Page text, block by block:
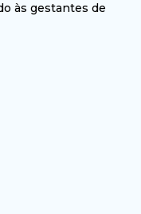
às gestantes de